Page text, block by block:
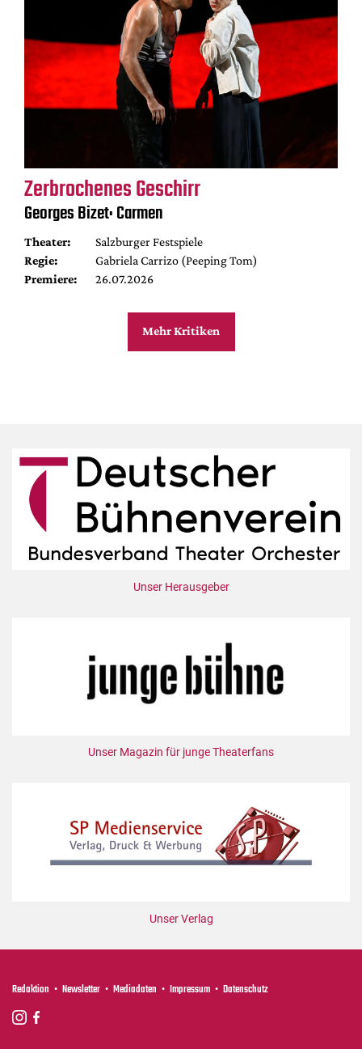
Zerbrochenes Geschirr
Georges Bizet: Carmen
Theater:
Salzburger Festspiele
Regie:
Gabriela Carrizo (Peeping Tom)
Premiere:
26.07.2026
Mehr Kritiken
Unser Herausgeber
Unser Magazin für junge Theaterfans
Unser Verlag
Redaktion Newsletter Mediadaten Impressum Datenschutz